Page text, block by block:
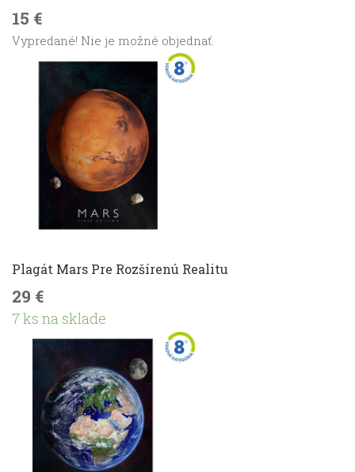
15 €
Vypredané! Nie je možné objednať.
Plagát Mars Pre Rozšírenú Realitu
29 €
7 ks na sklade